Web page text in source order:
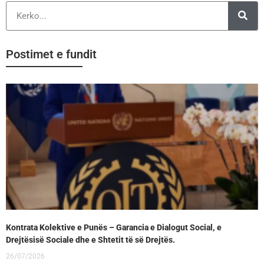
Postimet e fundit
Kontrata Kolektive e Punës – Garancia e Dialogut Social, e
Drejtësisë Sociale dhe e Shtetit të së Drejtës.
26/07/2026